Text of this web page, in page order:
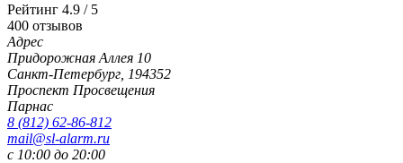
Рейтинг 4.9 / 5
400 отзывов
Адрес
Придорожная Аллея 10
Санкт-Петербург, 194352
Проспект Просвещения
Парнас
8 (812) 62-86-812
mail@sl-alarm.ru
с 10:00 до 20:00